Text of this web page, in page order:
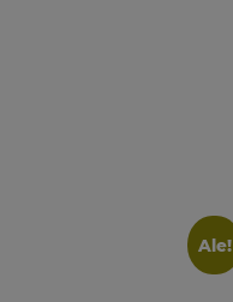
Ale!